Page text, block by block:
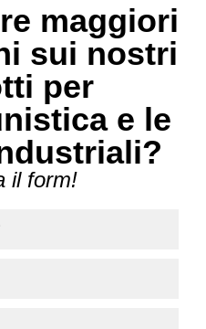
maggiori
sui nostri
per
e le
il form!